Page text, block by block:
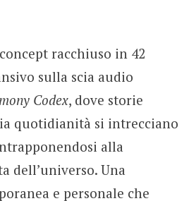
racchiuso in 42
sulla scia audio
Codex, dove storie
quotidianità si intrecciano
alla
dell’universo. Una
e personale che